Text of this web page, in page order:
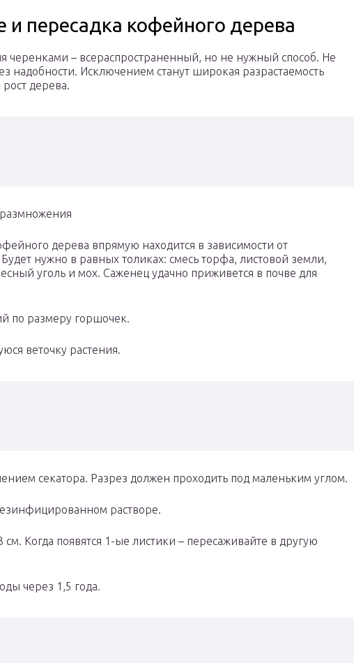
и пересадка кофейного дерева
черенками – всераспространенный, но не нужный способ. Не
надобности. Исключением станут широкая разрастаемость
дерева.
дерева впрямую находится в зависимости от
нужно в равных толиках: смесь торфа, листовой земли,
уголь и мох. Саженец удачно приживется в почве для
по размеру горшочек.
веточку растения.
секатора. Разрез должен проходить под маленьким углом.
растворе.
см. Когда появятся 1-ые листики – пересаживайте в другую
через 1,5 года.